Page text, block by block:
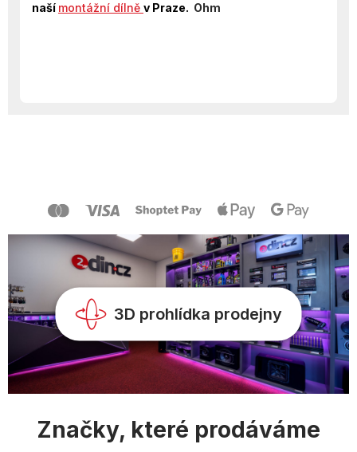
naší montážní dílně v Praze. Ohm
3D prohlídka prodejny
Značky, které prodáváme